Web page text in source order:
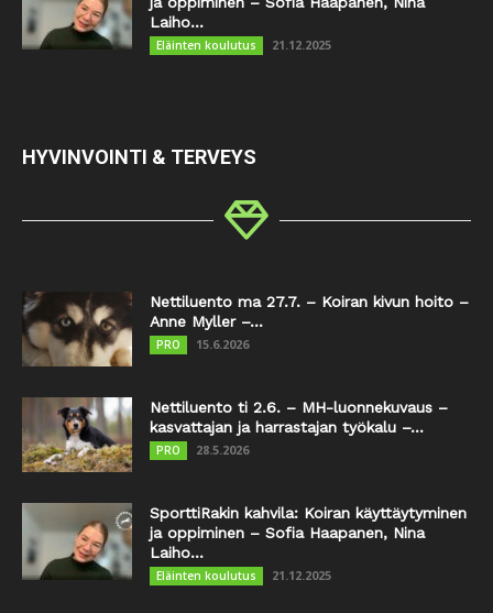
Laiho...
Eläinten koulutus 21.12.2025
HYVINVOINTI & TERVEYS
Nettiluento ma 27.7. – Koiran kivun hoito –
Anne Myller –...
PRO 15.6.2026
Nettiluento ti 2.6. – MH-luonnekuvaus –
kasvattajan ja harrastajan työkalu –...
PRO 28.5.2026
SporttiRakin kahvila: Koiran käyttäytyminen
ja oppiminen – Sofia Haapanen, Nina
Laiho...
Eläinten koulutus 21.12.2025